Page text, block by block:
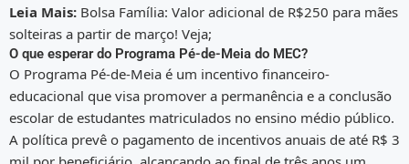
Leia Mais: Bolsa Família: Valor adicional de R$250 para mães
solteiras a partir de março! Veja;
O que esperar do Programa Pé-de-Meia do MEC?
O Programa Pé-de-Meia é um incentivo financeiro-
educacional que visa promover a permanência e a conclusão
escolar de estudantes matriculados no ensino médio público.
A política prevê o pagamento de incentivos anuais de até R$ 3